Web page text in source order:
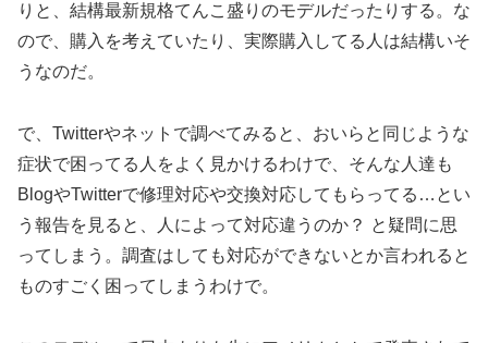
りと、結構最新規格てんこ盛りのモデルだったりする。な
ので、購入を考えていたり、実際購入してる人は結構いそ
うなのだ。
で、Twitterやネットで調べてみると、おいらと同じような
症状で困ってる人をよく見かけるわけで、そんな人達も
BlogやTwitterで修理対応や交換対応してもらってる…とい
う報告を見ると、人によって対応違うのか？ と疑問に思
ってしまう。調査はしても対応ができないとか言われると
ものすごく困ってしまうわけで。